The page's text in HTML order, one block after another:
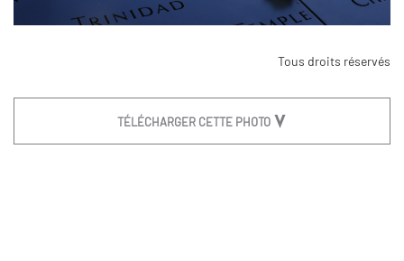
Tous droits réservés
TÉLÉCHARGER CETTE PHOTO